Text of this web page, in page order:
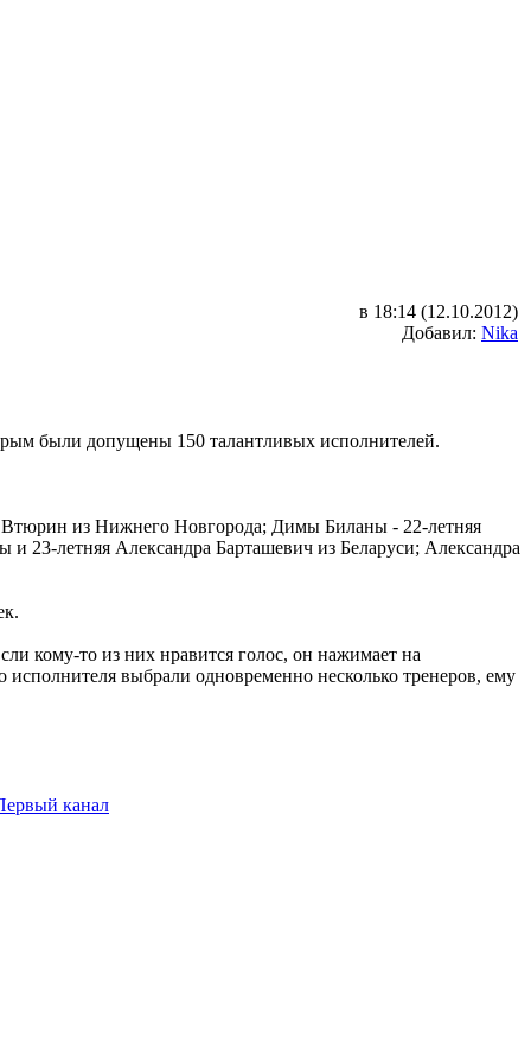
в 18:14 (12.10.2012)
Добавил: Nika
были допущены 150 талантливых исполнителей.
Втюрин из Нижнего Новгорода; Димы Биланы - 22-летняя
23-летняя Александра Барташевич из Беларуси; Александра
кому-то из них нравится голос, он нажимает на
выбрали одновременно несколько тренеров, ему
канал